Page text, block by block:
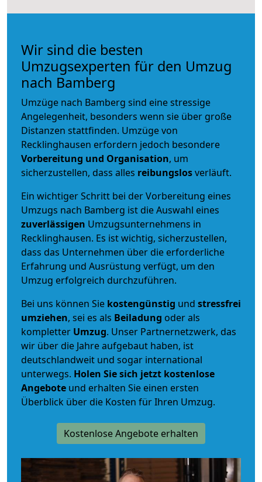
Wir sind die besten
Umzugsexperten für den Umzug
nach Bamberg
Umzüge nach Bamberg sind eine stressige
Angelegenheit, besonders wenn sie über große
Distanzen stattfinden. Umzüge von
Recklinghausen erfordern jedoch besondere
Vorbereitung und Organisation, um
sicherzustellen, dass alles reibungslosverläuft.
Ein wichtiger Schritt bei der Vorbereitung eines
Umzugs nach Bamberg ist die Auswahl eines
zuverlässigen Umzugsunternehmens in
Recklinghausen. Es ist wichtig, sicherzustellen,
dass das Unternehmen über die erforderliche
Erfahrung und Ausrüstung verfügt, um den
Umzug erfolgreich durchzuführen.
Bei uns können Sie kostengünstig und stressfrei
umziehen, sei es als Beiladung oder als
kompletter Umzug. Unser Partnernetzwerk, das
wir über die Jahre aufgebaut haben, ist
deutschlandweit und sogar international
unterwegs. Holen Sie sich jetzt kostenlose
Angebote und erhalten Sie einen ersten
Überblick über die Kosten für Ihren Umzug.
Kostenlose Angebote erhalten